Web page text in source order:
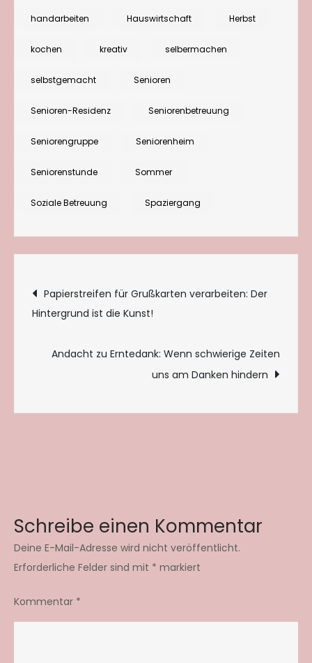
handarbeiten Hauswirtschaft Herbst
kochen kreativ selbermachen
selbstgemacht Senioren
Senioren-Residenz Seniorenbetreuung
Seniorengruppe Seniorenheim
Seniorenstunde Sommer
Soziale Betreuung Spaziergang
Beitragsnavigation
Papierstreifen für Grußkarten verarbeiten: Der
Hintergrund ist die Kunst!
Andacht zu Erntedank: Wenn schwierige Zeiten
uns am Danken hindern
Schreibe einen Kommentar
Deine E-Mail-Adresse wird nicht veröffentlicht.
Erforderliche Felder sind mit * markiert
Kommentar *